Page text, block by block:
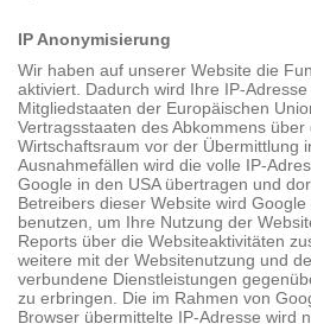
IP Anonymisierung
Wir haben auf unserer Website die
aktiviert. Dadurch wird Ihre IP-
Mitgliedstaaten der Europäischen
Vertragsstaaten des Abkommens über
Wirtschaftsraum vor der Übermittlung
Ausnahmefällen wird die volle IP-
Google in den USA übertragen und
Betreibers dieser Website wird
benutzen, um Ihre Nutzung der
Reports über die Websiteaktivitäten
weitere mit der Websitenutzung und
verbundene Dienstleistungen
zu erbringen. Die im Rahmen von
Browser übermittelte IP-Adresse wird